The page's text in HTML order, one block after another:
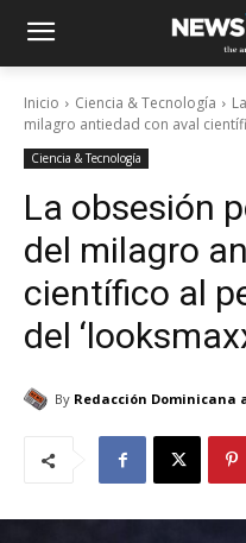
Inicio Ciencia & Tecnología
milagro antiedad con aval
Ciencia & Tecnología
La obsesión
del milagro
científico al
del
By Redacción Dominicana